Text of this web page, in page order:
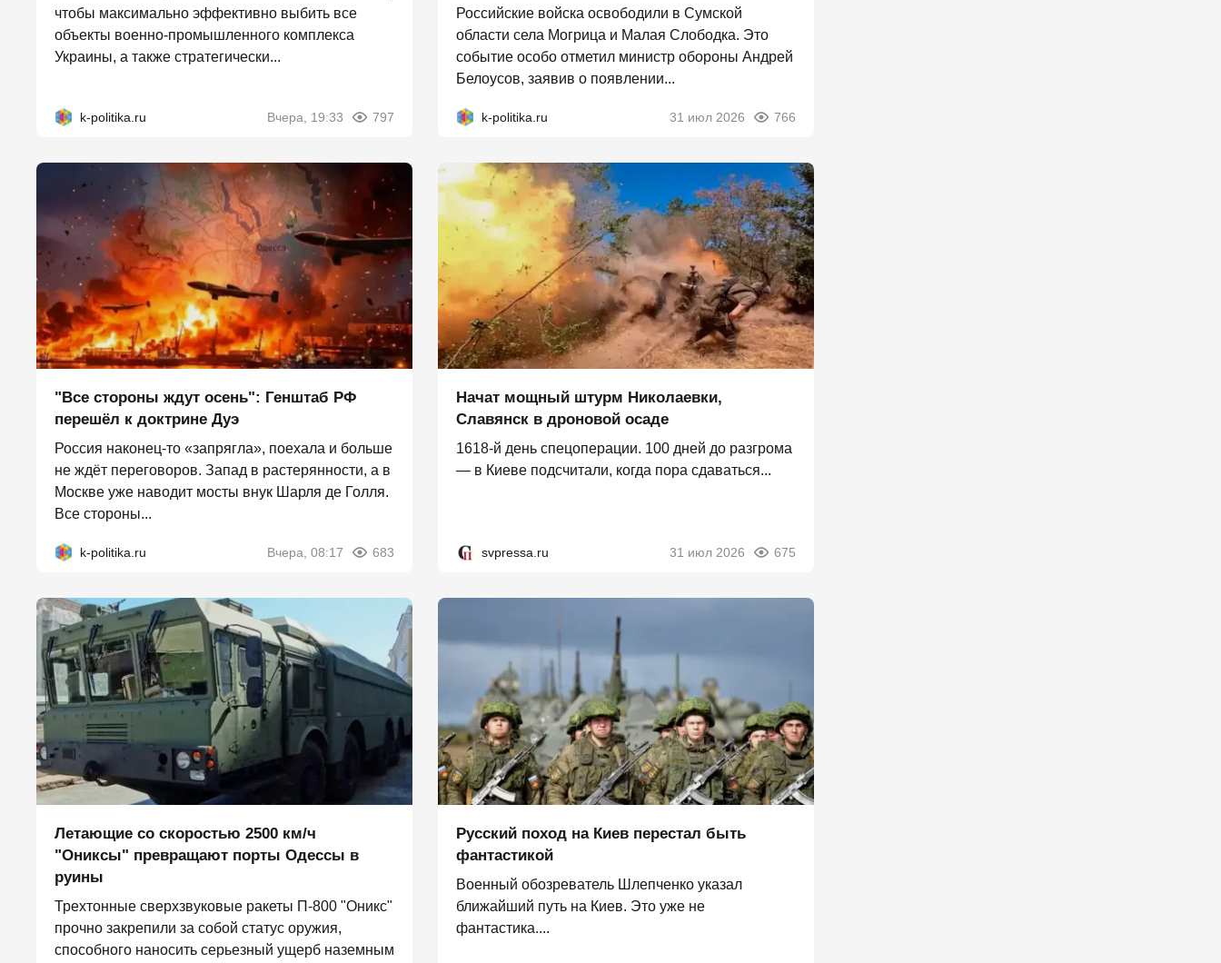
чтобы максимально эффективно выбить все
объекты военно-промышленного комплекса
Украины, а также стратегически...
k-politika.ru Вчера, 19:33 797
Российские войска освободили в Сумской
области села Могрица и Малая Слободка. Это
событие особо отметил министр обороны Андрей
Белоусов, заявив о появлении...
k-politika.ru 31 июл 2026 766
"Все стороны ждут осень": Генштаб РФ
перешёл к доктрине Дуэ
Россия наконец-то «запрягла», поехала и больше
не ждёт переговоров. Запад в растерянности, а в
Москве уже наводит мосты внук Шарля де Голля.
Все стороны...
k-politika.ru Вчера, 08:17 683
Начат мощный штурм Николаевки,
Славянск в дроновой осаде
1618-й день спецоперации. 100 дней до разгрома
— в Киеве подсчитали, когда пора сдаваться...
svpressa.ru 31 июл 2026 675
Летающие со скоростью 2500 км/ч
"Ониксы" превращают порты Одессы в
руины
Трехтонные сверхзвуковые ракеты П‑800 "Оникс"
прочно закрепили за собой статус оружия,
способного наносить серьезный ущерб наземным
Русский поход на Киев перестал быть
фантастикой
Военный обозреватель Шлепченко указал
ближайший путь на Киев. Это уже не
фантастика....